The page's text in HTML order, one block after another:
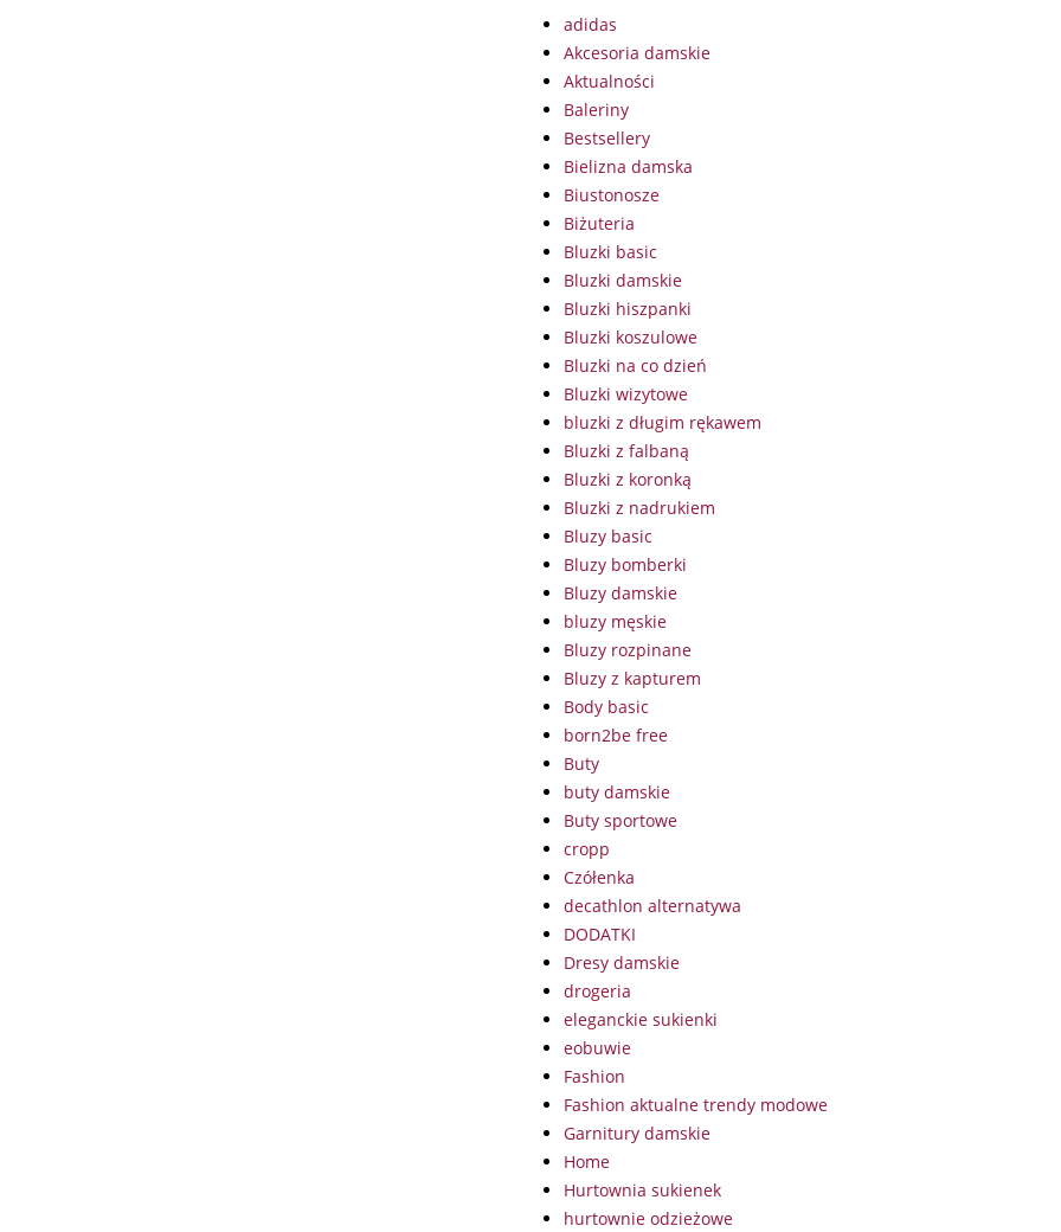
adidas
Akcesoria damskie
Aktualności
Baleriny
Bestsellery
Bielizna damska
Biustonosze
Biżuteria
Bluzki basic
Bluzki damskie
Bluzki hiszpanki
Bluzki koszulowe
Bluzki na co dzień
Bluzki wizytowe
bluzki z długim rękawem
Bluzki z falbaną
Bluzki z koronką
Bluzki z nadrukiem
Bluzy basic
Bluzy bomberki
Bluzy damskie
bluzy męskie
Bluzy rozpinane
Bluzy z kapturem
Body basic
born2be free
Buty
buty damskie
Buty sportowe
cropp
Czółenka
decathlon alternatywa
DODATKI
Dresy damskie
drogeria
eleganckie sukienki
eobuwie
Fashion
Fashion aktualne trendy modowe
Garnitury damskie
Home
Hurtownia sukienek
hurtownie odzieżowe